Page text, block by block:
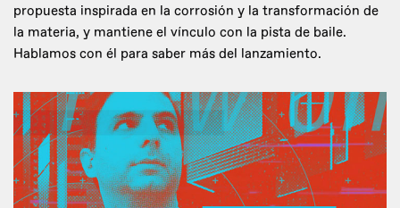
propuesta inspirada en la corrosión y la transformación de
la materia, y mantiene el vínculo con la pista de baile.
Hablamos con él para saber más del lanzamiento.